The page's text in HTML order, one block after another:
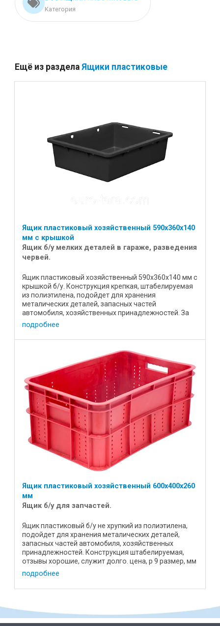
Категория
Ещё из раздела Ящики пластиковые
Ящик пластиковый хозяйственный 590х360х140
мм с крышкой
Ящик б/у мелких деталей в гараже, разведения
червей.
Ящик пластиковый хозяйственный 590х360х140 мм с
крышкой б/у. Конструкция крепкая, штабелируемая
из полиэтилена, подойдет для хранения
металических деталей, запасных частей
автомобиля, хозяйственных принадлежностей. За
счет того, что ящик идет в ...
подробнее
Ящик пластиковый хозяйственный 600х400х260
мм
Ящик б/у для запчастей.
Ящик пластиковый б/у не хрупкий из полиэтилена,
подойдет для хранения металических деталей,
запасных частей автомобиля, хозяйственных
принадлежностей. Конструкция штабелируемая,
отзывы хорошие, служит долго. цена, р 9 размер, мм
600х400х260 материал ...
подробнее